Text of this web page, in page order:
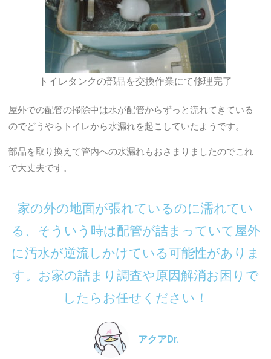
トイレタンクの部品を交換作業にて修理完了
屋外での配管の掃除中は水が配管からずっと流れてきている
のでどうやらトイレから水漏れを起こしていたようです。
部品を取り換えて管内への水漏れもおさまりましたのでこれ
で大丈夫です。
家の外の地面が張れているのに濡れてい
る、そういう時は配管が詰まっていて屋外
に汚水が逆流しかけている可能性がありま
す。お家の詰まり調査や原因解消お困りで
したらお任せください！
アクアDr.